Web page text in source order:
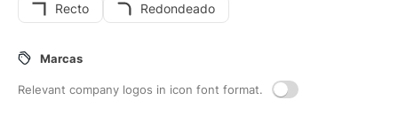
Recto Redondeado
Marcas
Relevant company logos in icon font format.